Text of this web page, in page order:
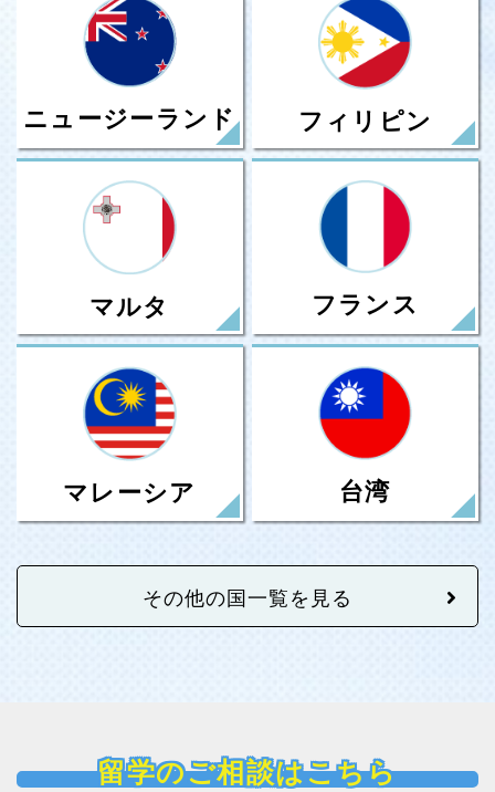
ニュージーランド フィリピン
マルタ フランス
マレーシア 台湾
その他の国一覧を見る
留学のご相談はこちら